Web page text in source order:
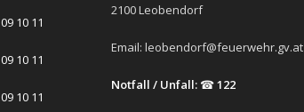
09 10 11
09 10 11
09 10 11
2100 Leobendorf
Email:leobendorf@feuerwehr.gv.at
Notfall / Unfall: ☎122